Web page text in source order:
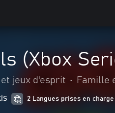
(Xbox
jeux d'esprit • Famille
2 Langues prises en charge